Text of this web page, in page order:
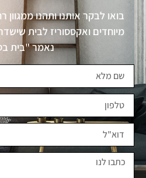
בואו לבקר אותנו ותהנו
מיוחדים ואקססוריז לבית
נאמר "בית